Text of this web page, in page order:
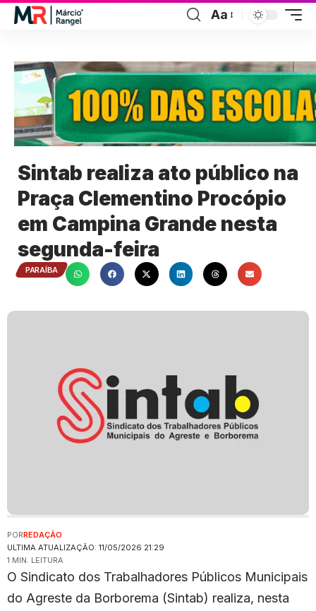
Aa
Sintab realiza ato público na
Praça Clementino Procópio
em Campina Grande nesta
segunda-feira
PARAÍBA
ULTIMA ATUALIZAÇÃO: 11/05/2026 21:29
PORREDAÇÃO
1 MIN. LEITURA
O Sindicato dos Trabalhadores Públicos Municipais
do Agreste da Borborema (Sintab) realiza, nesta